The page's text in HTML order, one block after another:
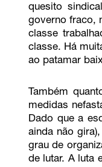
quesito
governo fraco,
classe
classe. Há
ao patamar
Também
medidas
Dado que a
ainda não
grau de
de lutar. A luta